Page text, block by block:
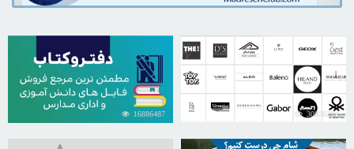
30826234
16886487